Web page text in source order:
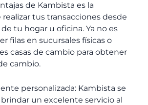
de Kambista es la
tus transacciones desde
tu hogar u oficina. Ya no es
filas en sucursales físicas o
casas de cambio para obtener
cambio.
personalizada: Kambista se
un excelente servicio al